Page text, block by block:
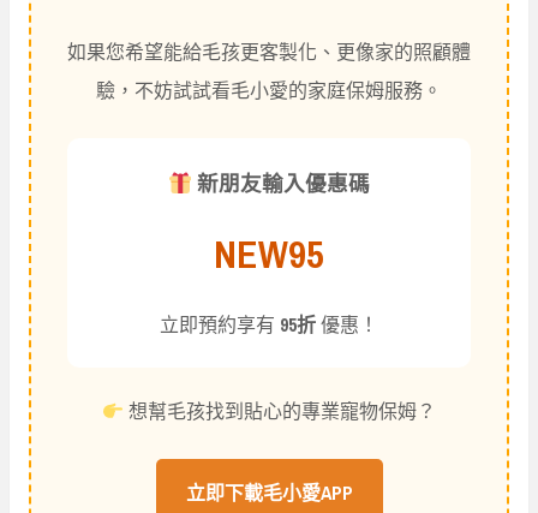
如果您希望能給毛孩更客製化、更像家的照顧體
驗，不妨試試看毛小愛的家庭保姆服務。
新朋友輸入優惠碼
NEW95
立即預約享有 95折優惠！
想幫毛孩找到貼心的專業寵物保姆？
立即下載毛小愛APP